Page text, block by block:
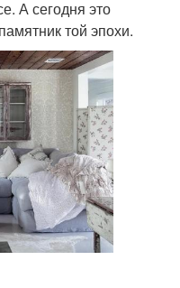
А сегодня это
той эпохи.